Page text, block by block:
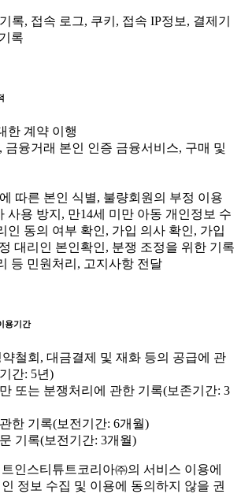
록, 접속 로그, 쿠키, 접속 IP정보, 결제기
록
한 계약 이행
금융거래 본인 인증 금융서비스, 구매 및
따른 본인 식별, 불량회원의 부정 이용
사용 방지, 만14세 미만 아동 개인정보 수
인 동의 여부 확인, 가입 의사 확인, 가입
대리인 본인확인, 분쟁 조정을 위한 기록
등 민원처리, 고지사항 전달
용기간
철회, 대금결제 및 재화 등의 공급에 관
간: 5년)
또는 분쟁처리에 관한 기록(보존기간: 3
한 기록(보전기간: 6개월)
기록(보전기간: 3개월)
인스티튜트코리아㈜의 서비스 이용에
정보 수집 및 이용에 동의하지 않을 권